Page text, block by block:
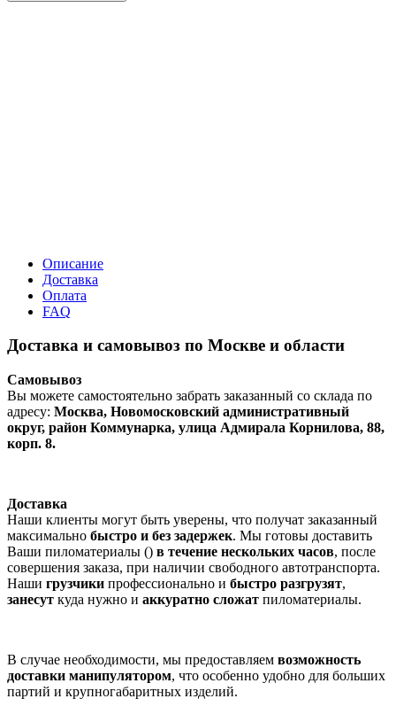
Описание
Доставка
Оплата
FAQ
Доставка и самовывоз по Москве и области
Самовывоз
Вы можете самостоятельно забрать заказанный со склада по
адресу: Москва, Новомосковский административный
округ, район Коммунарка, улица Адмирала Корнилова, 88,
корп. 8.
Доставка
Наши клиенты могут быть уверены, что получат заказанный
максимально быстро и без задержек. Мы готовы доставить
Ваши пиломатериалы () в течение нескольких часов, после
совершения заказа, при наличии свободного автотранспорта.
Наши грузчики профессионально и быстро разгрузят,
занесут куда нужно и аккуратно сложат пиломатериалы.
В случае необходимости, мы предоставляем возможность
доставки манипулятором, что особенно удобно для больших
партий и крупногабаритных изделий.